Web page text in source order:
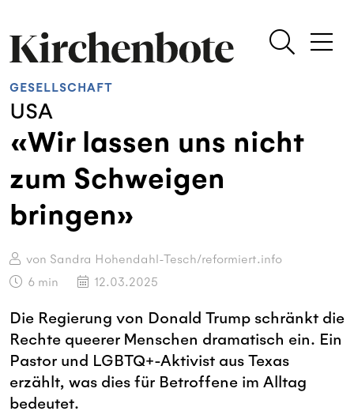
GESELLSCHAFT
USA
«Wir lassen uns nicht
zum Schweigen
bringen»
von Sandra Hohendahl-Tesch/reformiert.info
6 min 12.03.2025
Die Regierung von Donald Trump schränkt die
Rechte queerer Menschen dramatisch ein. Ein
Pastor und LGBTQ+-Aktivist aus Texas
erzählt, was dies für Betroffene im Alltag
bedeutet.